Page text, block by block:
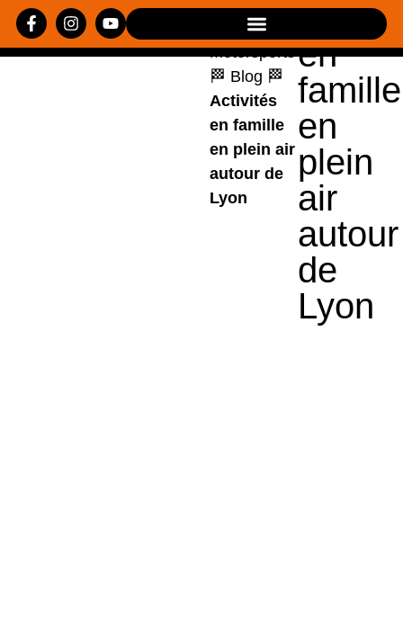
Loisirs
Motorsports
🏁 Blog 🏁
Activités
en famille
en plein air
autour de
Lyon
en
famille
en
plein
air
autour
de
Lyon